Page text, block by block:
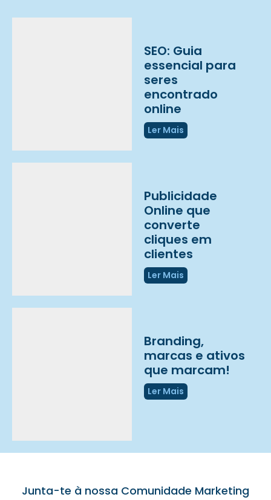
SEO: Guia
essencial para
seres
encontrado
online
Ler Mais
Publicidade
Online que
converte
cliques em
clientes
Ler Mais
Branding,
marcas e ativos
que marcam!
Ler Mais
Junta-te à nossa Comunidade Marketing